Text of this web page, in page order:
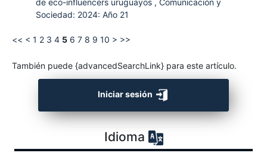
de eco-influencers uruguayos , Comunicación y
Sociedad: 2024: Año 21
<< < 1 2 3 4 5 6 7 8 9 10 > >>
También puede {advancedSearchLink} para este artículo.
Iniciar sesión
Idioma